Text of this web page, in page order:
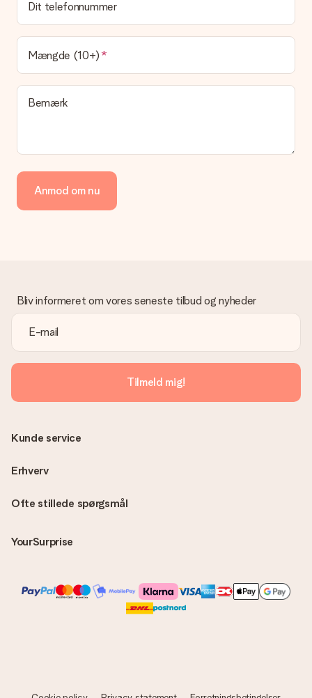
Leveringstiden findes på gavens produktside. Du kan stole på,
at vores postfirma leverer din gave på denne dag.
Hvilke leveringsmuligheder kan jeg vælge?
I øjeblikket er det ikke (endnu) muligt at vælge en
leveringsindstilling. Den gave, du vil bestille, sendes enten som
en pakke eller som postkasse levering. Vil du gerne vide
hvilken måde din ordre sendes på? Kontakt venligst vores
Vi tilbyder følgende betalingsmetoder: Dankort, Paypal,
kreditkort, faktura via Klarna eller bankoverførsel. I tilfælde af
manuel betaling overførsel, skal du tage højde for en ekstra 3
venligst vores kundeservice, de hjælper gerne med at finde en
passende løsning.
Er fakturaen sendt sammen med ordren?
Ingen faktura sendes med din ordre. Du modtager altid
fakturaen i bekræftelsesemailen, og du kan altid finde den i din
MySurprise-konto. Det betyder at du kan få gaven leveret
direkte til modtageren, hvilket gør det til en sand
overraskelse!
Dit telefonnummer
Mængde (10+)
Bemærk
Anmod om nu
Bliv informeret om vores seneste tilbud og nyheder
Tilmeld mig!
Ofte stillede spørgsmål
YourSurprise
Kunde service
Erhverv